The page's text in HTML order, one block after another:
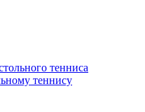
тенниса
теннису